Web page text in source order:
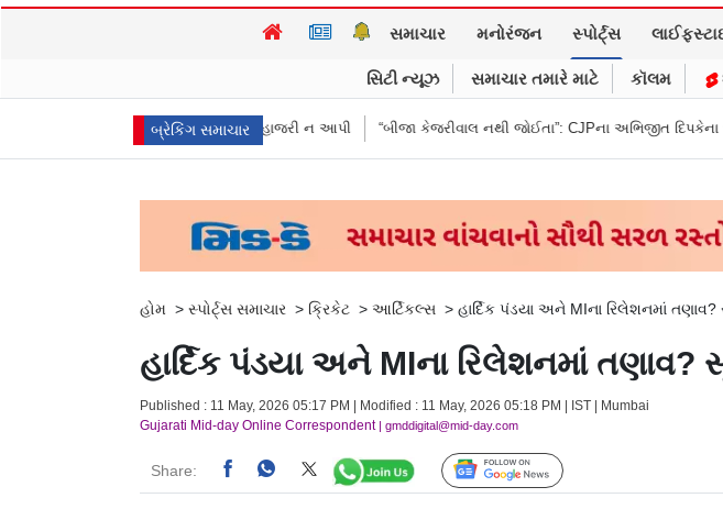
સમાચાર મનોરંજન સ્પોર્ટ્સ
સિટી ન્યૂઝ સમાચાર તમારે માટે કૉલમ
બ્રેકિંગ સમાચાર
પૈસા મોકલાવ્યા પણ હાજરી ન આપી “બીજા કેજરીવાલ નથી જોઈતા”: CJPના અભિજીત દિપકેના ઘરની બહાર
હોમ > સ્પોર્ટ્સ સમાચાર > ક્રિકેટ > આર્ટિકલ્સ > હાર્દિક પંડયા અને MIના રિલેશનમાં
હાર્દિક પંડયા અને MIના રિલેશનમાં તણાવ?
Published : 11 May, 2026 05:17 PM | Modified : 11 May, 2026 05:18 PM | IST | Mumbai
Gujarati Mid-day Online Correspondent| gmddigital@mid-day.com
Share: Follow Us